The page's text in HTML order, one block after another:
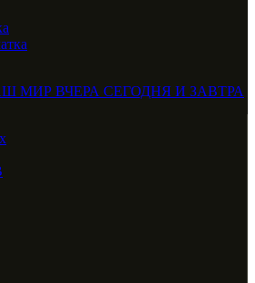
МИР ВЧЕРА СЕГОДНЯ И ЗАВТРА